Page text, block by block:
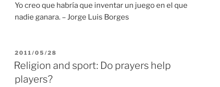
Yo creo que habría que inventar un juego en el que
nadie ganara. – Jorge Luis Borges
PUBLICADO
EL
2011/05/28
Religion and sport: Do prayers help
players?